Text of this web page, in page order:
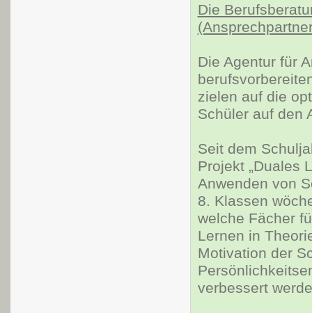
Die
Die Agentur für
zielen auf die
Schüler auf den
Seit dem
Projekt „Duales
Anwenden von
8. Klassen
welche Fächer
Lernen in
Motivation der
verbessert